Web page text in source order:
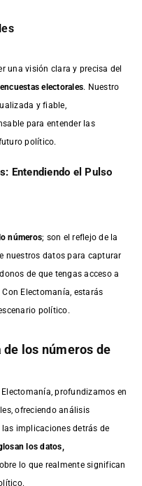
una visión clara y precisa del
encuestas electorales. Nuestro
y fiable,
para entender las
político.
Entendiendo el Pulso
números; son el reflejo de la
nuestros datos para capturar
de que tengas acceso a
Electomanía, estarás
político.
los números de
profundizamos en
ofreciendo análisis
implicaciones detrás de
los datos,
lo que realmente significan